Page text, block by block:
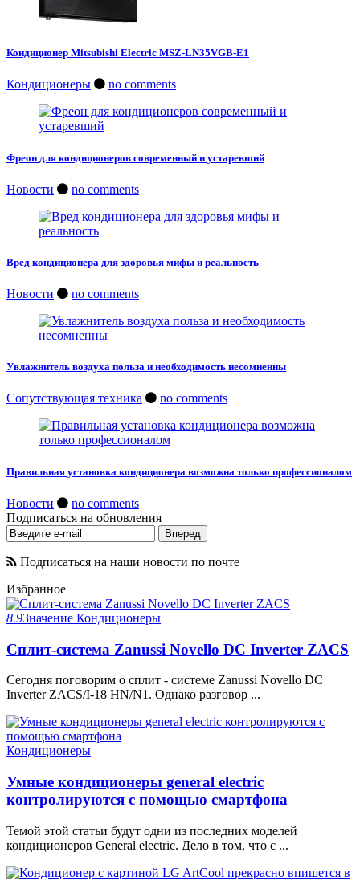
Кондиционер Mitsubishi Electric MSZ-LN35VGB-E1
Кондиционеры no comments
Фреон для кондиционеров современный и устаревший
Новости no comments
Вред кондиционера для здоровья мифы и реальность
Новости no comments
Увлажнитель воздуха польза и необходимость несомненны
Сопутствующая техника no comments
Правильная установка кондиционера возможна только профессионалом
Новости
no comments
Подписаться на обновления
Подписаться на наши новости по почте
Избранное
8.9Значение Кондиционеры
Сплит-система Zanussi Novello DC Inverter ZACS
Сегодня поговорим о сплит - системе Zanussi Novello DC
Inverter ZACS/I-18 HN/N1. Однако разговор ...
Кондиционеры
Умные кондиционеры general electric
контролируются с помощью смартфона
Темой этой статьи будут одни из последних моделей
кондиционеров General electric. Дело в том, что с ...